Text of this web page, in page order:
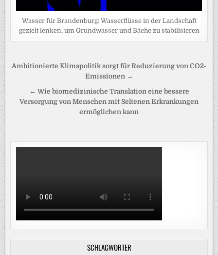
Wasser für Brandenburg: Wasserflüsse in der Landschaft
gezielt lenken, um Grundwasser und Bäche zu stabilisieren
Beitragsnavigation
Ambitionierte Klimapolitik sorgt für Reduzierung von CO2-
Emissionen →
← Wie biomedizinische Translation eine bessere
Versorgung von Menschen mit Seltenen Erkrankungen
ermöglichen kann
SCHLAGWÖRTER